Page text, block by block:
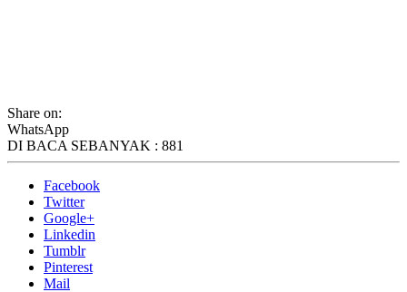
Share on:
WhatsApp
DI BACA SEBANYAK : 881
Facebook
Twitter
Google+
Linkedin
Tumblr
Pinterest
Mail